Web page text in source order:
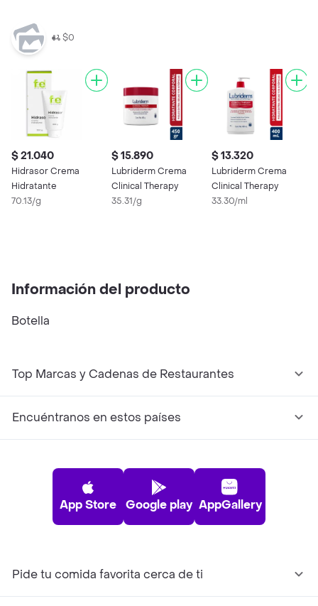
$0
$ 21.040
Hidrasor Crema
Hidratante
70.13/g
$ 15.890
Lubriderm Crema
Clinical Therapy
35.31/g
$ 13.320
Lubriderm Crema
Clinical Therapy
33.30/ml
Información del producto
Botella
Top Marcas y Cadenas de Restaurantes
Encuéntranos en estos países
App Store Google play AppGallery
Pide tu comida favorita cerca de ti